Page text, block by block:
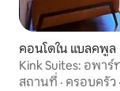
คอนโดใน แบลคพูล
Kink Suites: อพา
สถานที่ · ครอบครัว ·